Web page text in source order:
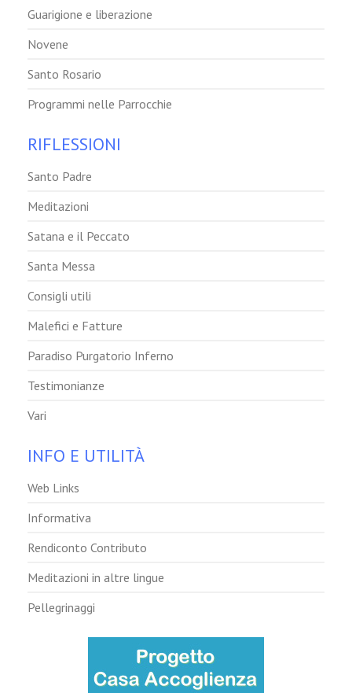
Guarigione e liberazione
Novene
Santo Rosario
Programmi nelle Parrocchie
RIFLESSIONI
Santo Padre
Meditazioni
Satana e il Peccato
Santa Messa
Consigli utili
Malefici e Fatture
Paradiso Purgatorio Inferno
Testimonianze
Vari
INFO E UTILITÀ
Web Links
Informativa
Rendiconto Contributo
Meditazioni in altre lingue
Pellegrinaggi